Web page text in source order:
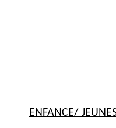
ENFANCE/